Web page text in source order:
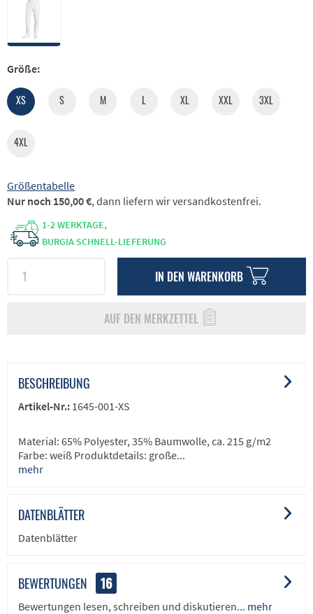
Größe:
XS S M L XL XXL 3XL
4XL
Größentabelle
1-2 WERKTAGE,
BURGIA SCHNELL-LIEFERUNG
IN DEN WARENKORB
AUF DEN MERKZETTEL
Nur noch 150,00 €, dann liefern wir versandkostenfrei.
BESCHREIBUNG
Artikel-Nr.: 1645-001-XS
Material: 65% Polyester, 35% Baumwolle, ca. 215 g/m2
Farbe: weiß Produktdetails: große...
mehr
DATENBLÄTTER
Datenblätter
BEWERTUNGEN 16
Bewertungen lesen, schreiben und diskutieren... mehr